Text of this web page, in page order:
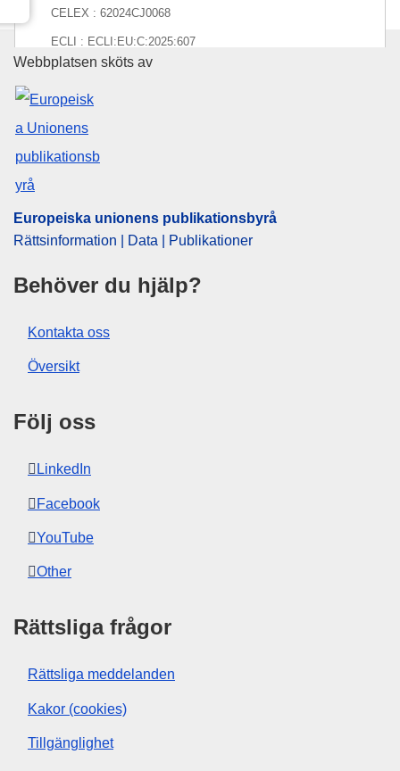
CELEX : 62024CJ0068
ECLI : ECLI:EU:C:2025:607
Europeiska unionens
Webbplatsen sköts av
Europeiska unionens publikationsbyrå
Rättsinformation | Data | Publikationer
Behöver du hjälp?
Kontakta oss
Översikt
Följ oss
LinkedIn
Facebook
YouTube
Other
Rättsliga frågor
Rättsliga meddelanden
Kakor (cookies)
Tillgänglighet